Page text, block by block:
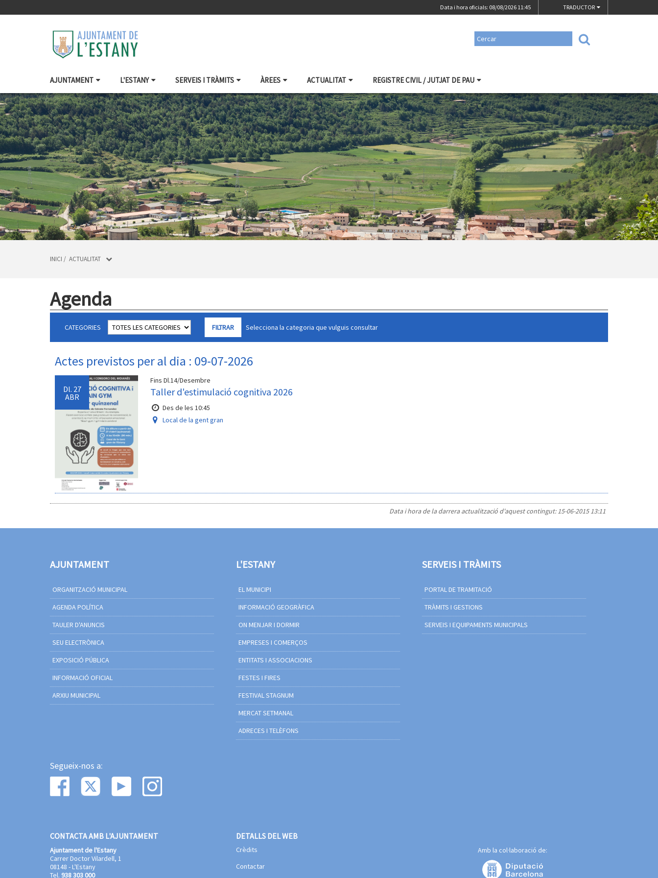
Data i hora oficials: 08/08/2026 11:45 TRADUCTOR
AJUNTAMENT L'ESTANY SERVEIS I TRÀMITS ÀREES ACTUALITAT REGISTRE CIVIL / JUTJAT DE PAU
INICI / ACTUALITAT
Agenda
CATEGORIES Selecciona la categoria que vulguis consultar
Actes previstos per al dia : 09-07-2026
Dl. 27
ABR
Fins Dl.14/Desembre
Taller d'estimulació cognitiva 2026
Des de les 10:45
Local de la gent gran
Data i hora de la darrera actualització d'aquest contingut:15-06-2015 13:11
AJUNTAMENT
ORGANITZACIÓ MUNICIPAL
AGENDA POLÍTICA
TAULER D'ANUNCIS
SEU ELECTRÒNICA
EXPOSICIÓ PÚBLICA
INFORMACIÓ OFICIAL
ARXIU MUNICIPAL
L'ESTANY
EL MUNICIPI
INFORMACIÓ GEOGRÀFICA
ON MENJAR I DORMIR
EMPRESES I COMERÇOS
ENTITATS I ASSOCIACIONS
FESTES I FIRES
FESTIVAL STAGNUM
MERCAT SETMANAL
ADRECES I TELÈFONS
SERVEIS I TRÀMITS
PORTAL DE TRAMITACIÓ
TRÀMITS I GESTIONS
SERVEIS I EQUIPAMENTS MUNICIPALS
Segueix-nos a:
CONTACTA AMB L'AJUNTAMENT
Ajuntament de l'Estany
Carrer Doctor Vilardell, 1
08148 - L'Estany
Tel. 938 303 000
DETALLS DEL WEB
Crèdits
Contactar
Amb la col·laboració de: